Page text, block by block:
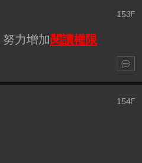
153F
力增加 閱讀權限
154F